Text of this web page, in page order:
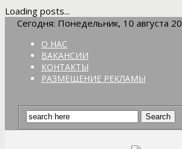
Loading posts...
Сегодня: Понедельник, 10 августа
О НАС
ВАКАНСИИ
КОНТАКТЫ
РАЗМЕЩЕНИЕ РЕКЛАМЫ